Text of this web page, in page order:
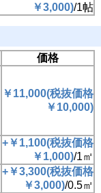
￥3,000)/1帖
価格
￥11,000(税抜価格
￥10,000)
+￥1,100(税抜価格
￥1,000)/1㎡
+￥3,300(税抜価格
￥3,000)/0.5㎡